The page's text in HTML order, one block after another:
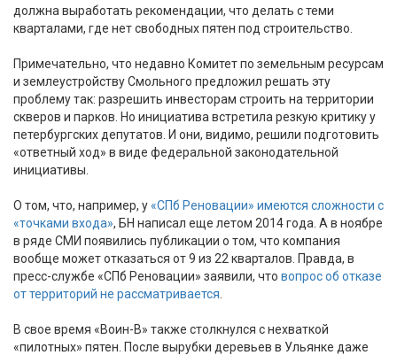
должна выработать рекомендации, что делать с теми
кварталами, где нет свободных пятен под строительство.
Примечательно, что недавно Комитет по земельным ресурсам
и землеустройству Смольного предложил решать эту
проблему так: разрешить инвесторам строить на территории
скверов и парков. Но инициатива встретила резкую критику у
петербургских депутатов. И они, видимо, решили подготовить
«ответный ход» в виде федеральной законодательной
инициативы.
О том, что, например, у«СПб Реновации» имеются сложности с
«точками входа», БН написал еще летом 2014 года. А в ноябре
в ряде СМИ появились публикации о том, что компания
вообще может отказаться от 9 из 22 кварталов. Правда, в
пресс-службе «СПб Реновации» заявили, что вопрос об отказе
от территорий не рассматривается
В свое время «Воин-В» также столкнулся с нехваткой
«пилотных» пятен. После вырубки деревьев в Ульянке даже